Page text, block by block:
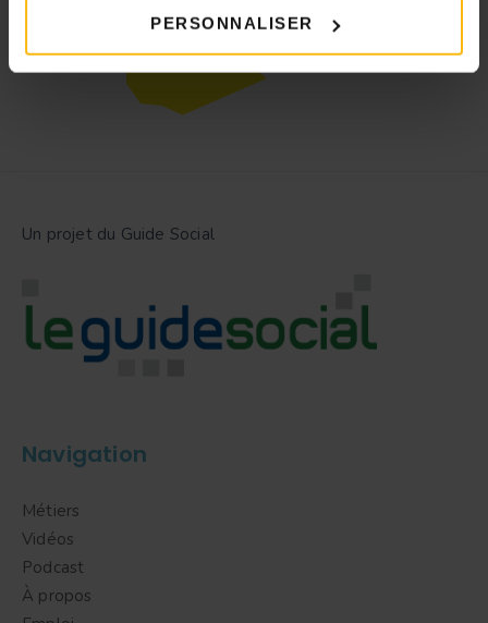
PERSONNALISER
Un projet du Guide Social
Navigation
Métiers
Vidéos
Podcast
À propos